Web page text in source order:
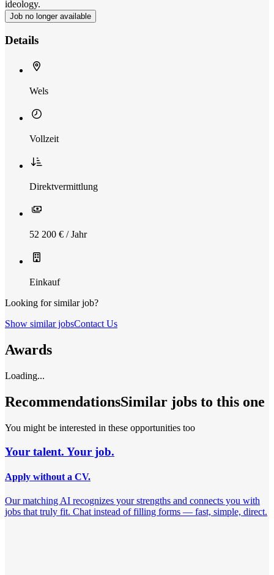
ideology.
Job no longer available
Details
Wels
Vollzeit
Direktvermittlung
52 200 € / Jahr
Einkauf
Looking for similar job?
Show similar jobsContact Us
Awards
Loading...
RecommendationsSimilar jobs to this one
You might be interested in these opportunities too
Your talent. Your job.
Apply without a CV.
Our matching AI recognizes your strengths and connects you with
jobs that truly fit. Chat instead of filling forms — fast, simple, direct.